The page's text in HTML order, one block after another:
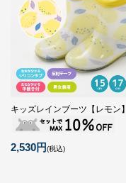
キッズレインブーツ【レモン】
2,530円(税込)